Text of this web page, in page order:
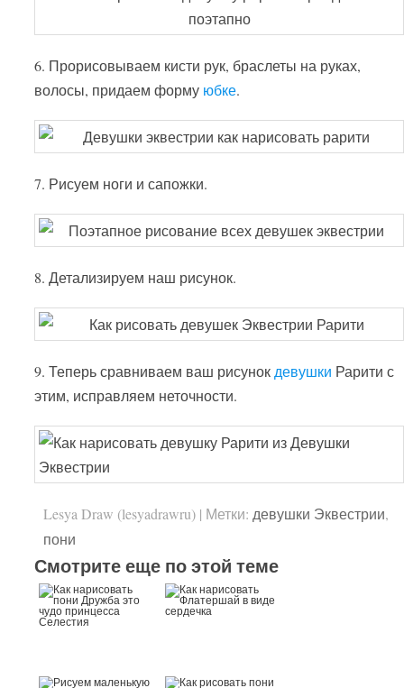
6. Прорисовываем кисти рук, браслеты на руках,
волосы, придаем форму юбке.
7. Рисуем ноги и сапожки.
8. Детализируем наш рисунок.
9. Теперь сравниваем ваш рисунок девушки Рарити с
этим, исправляем неточности.
Lesya Draw (lesyadrawru) | Метки: девушки Эквестрии,
пони
Смотрите еще по этой теме